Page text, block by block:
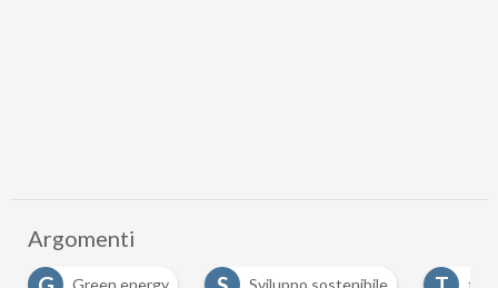
Argomenti
Sviluppo sostenibile transizione energetica